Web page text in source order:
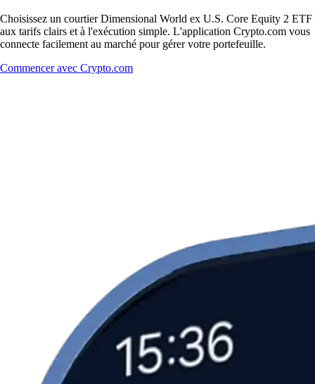
Choisissez un courtier Dimensional World ex U.S. Core Equity 2 ETF
aux tarifs clairs et à l'exécution simple. L'application Crypto.com vous
connecte facilement au marché pour gérer votre portefeuille.
Commencer avec Crypto.com